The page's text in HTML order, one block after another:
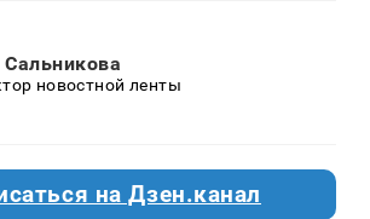
новостной ленты
на Дзен.канал